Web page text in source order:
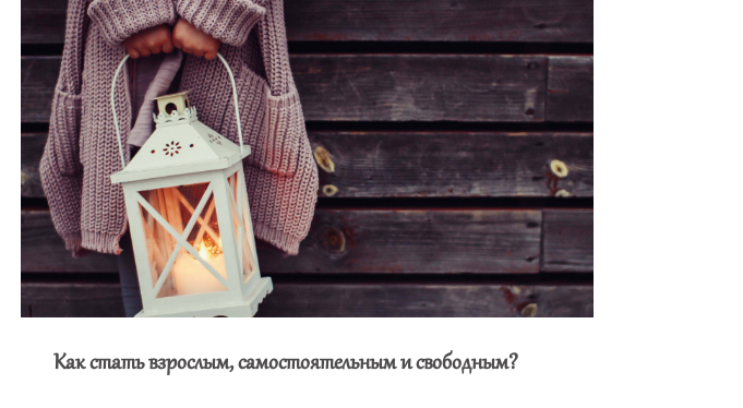
Как стать взрослым, самостоятельным и свободным?